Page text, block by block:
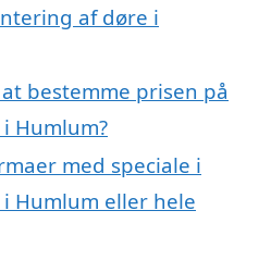
af døre i
bestemme prisen på
Humlum?
med speciale i
Humlum eller hele